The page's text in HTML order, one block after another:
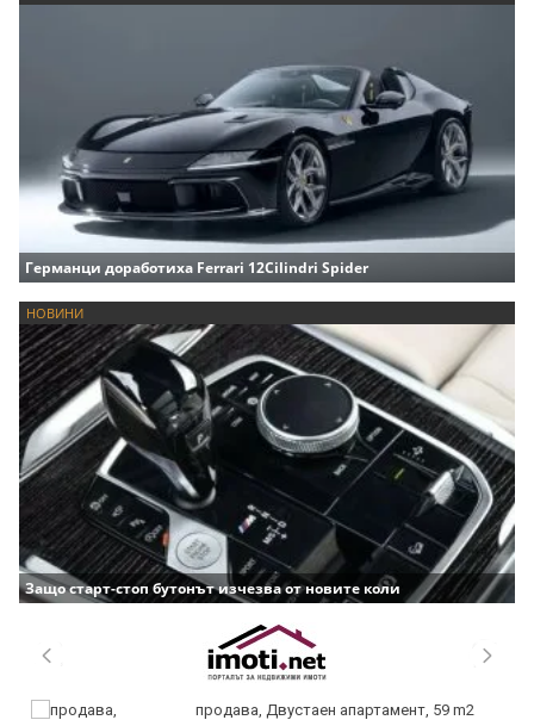
Германци доработиха Ferrari 12Cilindri Spider
НОВИНИ
Защо старт-стоп бутонът изчезва от новите коли
продава, Двустаен апартамент, 59 m2